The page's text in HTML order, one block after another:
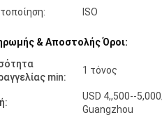
ISO
& Αποστολής Όροι:
min:
1 τόνος
USD 4,,500--
Guangzhou